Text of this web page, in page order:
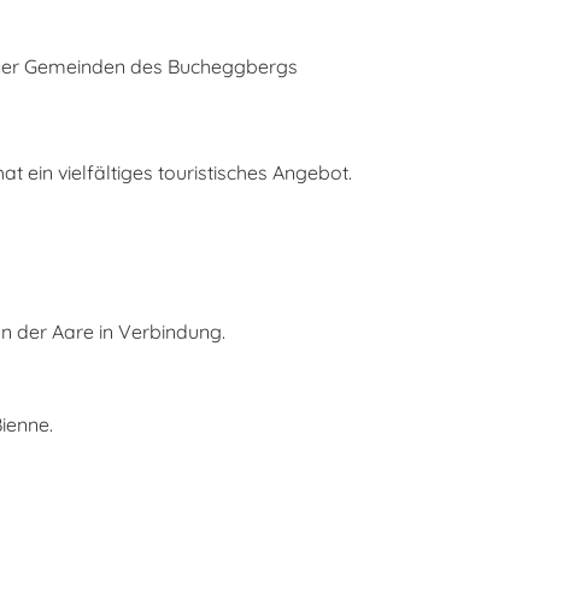
Gemeinden des Bucheggbergs
ein vielfältiges touristisches Angebot.
der Aare in Verbindung.